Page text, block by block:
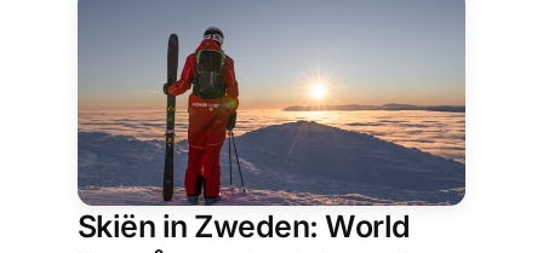
camper.
Skiën in Zweden: World